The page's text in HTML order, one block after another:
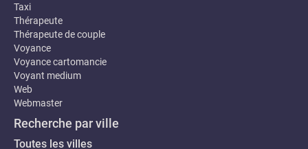
Taxi
Thérapeute
Thérapeute de couple
Voyance
Voyance cartomancie
Voyant medium
Web
Webmaster
Recherche par ville
Toutes les villes